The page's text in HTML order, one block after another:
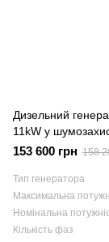
Дизельний
11kW у
153 600 грн 158
Тип генератора
Максимальна
Номінальна
Кількість фаз